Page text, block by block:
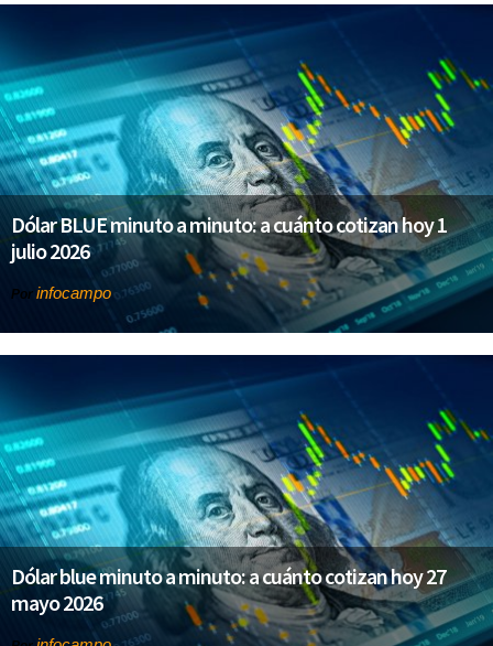
Dólar BLUE minuto a minuto: a cuánto cotizan hoy 1
julio 2026
Por infocampo
Dólar blue minuto a minuto: a cuánto cotizan hoy 27
mayo 2026